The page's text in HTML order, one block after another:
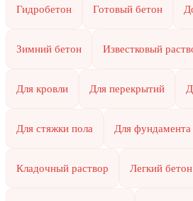
Гидробетон Готовый бетон
Зимний бетон Известковый
Для кровли Для перекрытий
Для стяжки пола Для фундамента
Кладочный раствор Легкий бетон